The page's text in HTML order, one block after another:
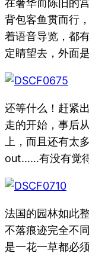
在奢华而陈旧的
背包客鱼贯而行
着语音导览，都
定睛望去，外面
还等什么！赶紧
走的开始，事后
上，而且还有太
out……有没有觉
法国的园林如此
不落痕迹完全不
是一花一草都必